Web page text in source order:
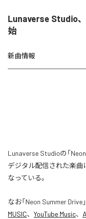
Lunaverse Studio、
始
新曲情報
Lunaverse Studioの「
デジタル配信された楽曲
なっている。
なお「Neon Summer Drive
MUSIC、 YouTube Music、